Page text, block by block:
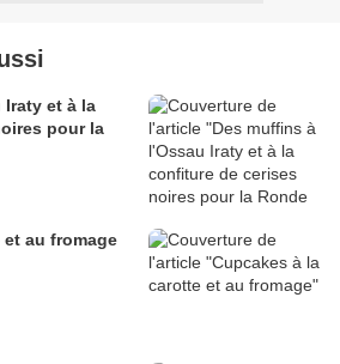
Iraty et à la
pour la
au fromage